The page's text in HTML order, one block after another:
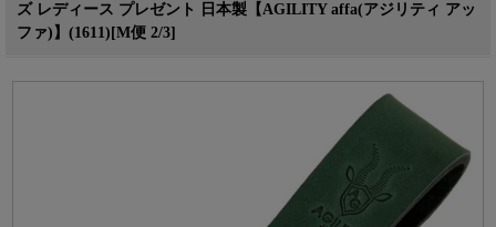
ズ レディース プレゼント 日本製【AGILITY affa(アジリティ アッ
ファ)】(1611)[M便 2/3]